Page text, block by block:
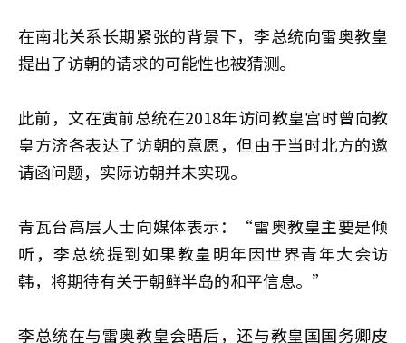
在南北关系长期紧张的背景下，李总统向雷奥教皇
提出了访朝的请求的可能性也被猜测。
此前，文在寅前总统在2018年访问教皇宫时曾向教
皇方济各表达了访朝的意愿，但由于当时北方的邀
请函问题，实际访朝并未实现。
青瓦台高层人士向媒体表示：“雷奥教皇主要是倾
听，李总统提到如果教皇明年因世界青年大会访
韩，将期待有关于朝鲜半岛的和平信息。”
李总统在与雷奥教皇会晤后，还与教皇国国务卿皮